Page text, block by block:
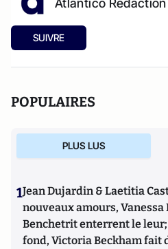
Atlantico Rédaction
SUIVRE
POPULAIRES
PLUS LUS
1Jean Dujardin & Laetitia
nouveaux amours, Vanessa
Benchetrit enterrent le
fond, Victoria Beckham fait